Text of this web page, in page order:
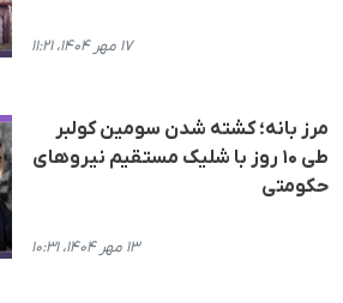
۱۷ مهر ۱۴۰۴، ۱۱:۲۱
مرز بانه؛ کشته شدن سومین کولبر
طی ۱۰ روز با شلیک مستقیم نیروهای
حکومتی
۱۳ مهر ۱۴۰۴، ۱۰:۳۱